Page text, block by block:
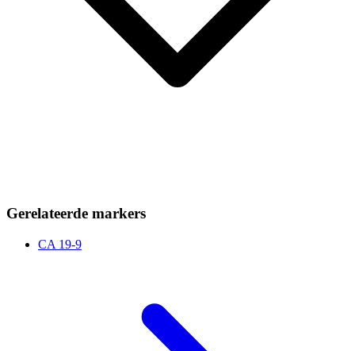
Gerelateerde markers
CA 19-9